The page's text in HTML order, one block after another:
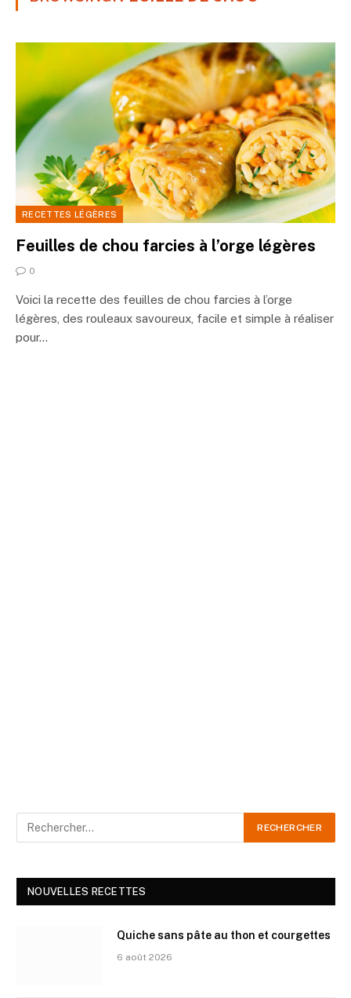
RECETTES LÉGÈRES
Feuilles de chou farcies à l’orge légères
0
Voici la recette des feuilles de chou farcies à l’orge
légères, des rouleaux savoureux, facile et simple à réaliser
pour…
NOUVELLES RECETTES
Quiche sans pâte au thon et courgettes
6 août 2026